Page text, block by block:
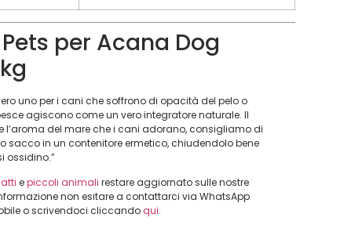
per Acana Dog
uno per i cani che soffrono di opacità del pelo o
agiscono come un vero integratore naturale. Il
l’aroma del mare che i cani adorano, consigliamo di
sacco in un contenitore ermetico, chiudendolo bene
ossidino.”
epiccoli animali restare aggiornato sulle nostre
non esitare a contattarci via WhatsApp
o scrivendoci cliccandoqui.